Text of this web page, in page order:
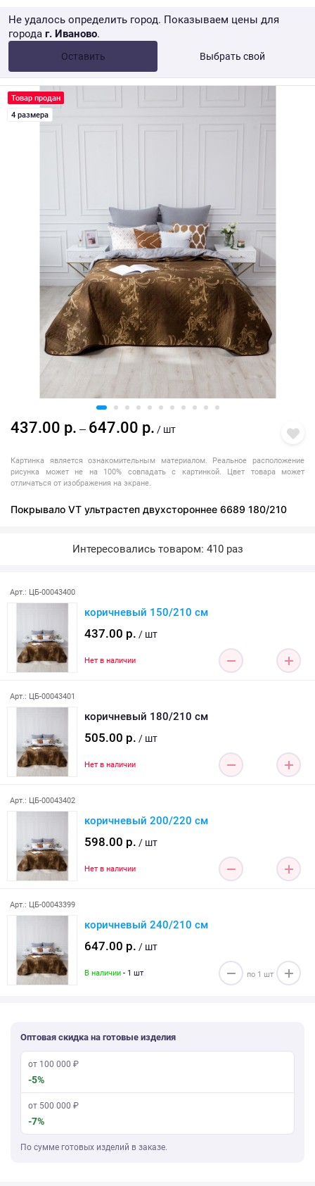
Не удалось определить город. Показываем цены для
города г. Иваново.
Оставить Выбрать свой
от 10 000 ₽ Розница → WB
Товар продан
4 размера
437.00 р. — 647.00 р. / шт
Картинка является ознакомительным материалом. Реальное расположение
рисунка может не на 100% совпадать с картинкой. Цвет товара может
отличаться от изображения на экране.
Покрывало VT ультрастеп двухстороннее 6689 180/210
Интересовались товаром: 410 раз
Арт.: ЦБ-00043400
коричневый 150/210 см
437.00 р. / шт
Нет в наличии
Арт.: ЦБ-00043401
коричневый 180/210 см
505.00 р. / шт
Нет в наличии
Арт.: ЦБ-00043402
коричневый 200/220 см
598.00 р. / шт
Нет в наличии
Арт.: ЦБ-00043399
коричневый 240/210 см
647.00 р. / шт
В наличии - 1 шт
Оптовая скидка на готовые изделия
от 100 000 ₽
-5%
от 500 000 ₽
-7%
По сумме готовых изделий в заказе.